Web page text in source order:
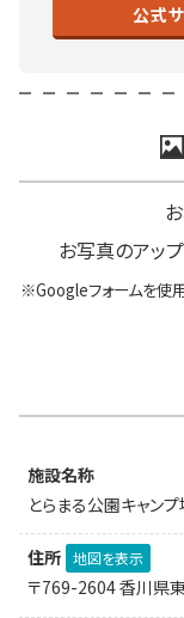
公式
お写真のアッ
※Googleフォームを使
施設名称
とらまる公園キャンプ
住所 地図を表示
〒769-2604 香川県